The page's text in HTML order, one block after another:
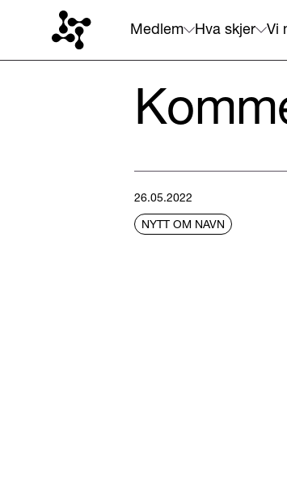
Medlem Hva skjer Vi
26.05.2022
NYTT OM NAVN